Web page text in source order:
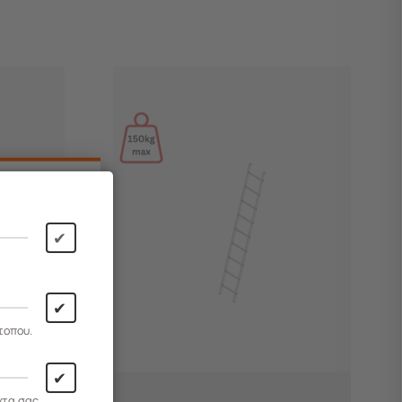
✔
✔
✔